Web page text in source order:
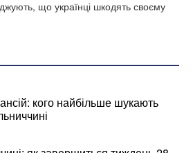
що українці шкодять своєму
кого найбільше шукають